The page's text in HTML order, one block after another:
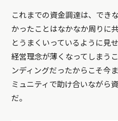
これまでの資金調達は、でき
かったことはなかなか周りに
とうまくいっているように見
経営理念が薄くなってしまう
ンディングだったからこそ今
ミュニティで助け合いながら
だ。